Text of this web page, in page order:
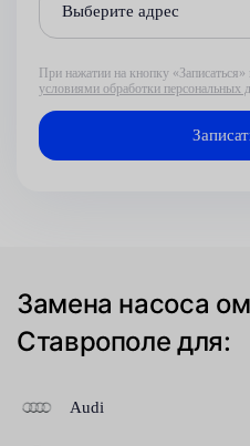
Выберите адрес
При нажатии на кнопку «Записаться»
условиями обработки персональных
Замена насоса
Ставрополе для:
Audi